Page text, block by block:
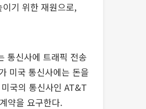
기 위한 재원으로,
통신사에 트래픽 전송
미국 통신사에는 돈을
국의 통신사인 AT&T
약을 요구한다.